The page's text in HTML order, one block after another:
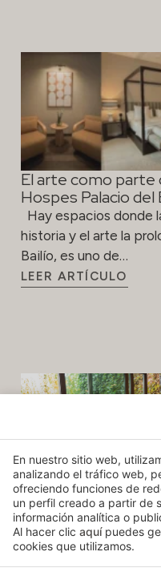
El arte como
Hospes Palacio del
Hay espacios donde
historia y el arte la
Bailío, es uno de…
LEER ARTÍCULO
En nuestro sitio web,
analizando el tráfico web,
ofreciendo funciones de
un perfil creado a partir de
información analítica o
Al hacer clic aquípuedes
cookies que utilizamos.